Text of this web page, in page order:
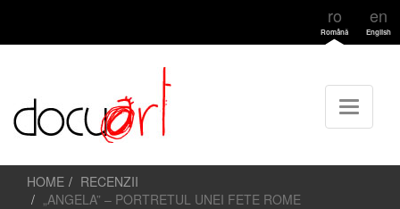
ro
Română
en
English
HOME
RECENZII
„ANGELA” – PORTRETUL UNEI FETE ROME